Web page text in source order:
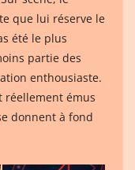
que lui réserve le
été le plus
partie des
enthousiaste.
réellement émus
donnent à fond